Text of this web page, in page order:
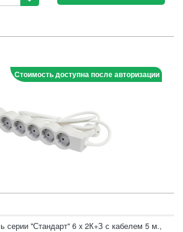
Стоимость доступна после авторизации
серии "Стандарт" 6 x 2К+З с кабелем 5 м.,